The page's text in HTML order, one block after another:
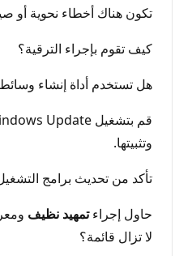
تكون هناك أخطاء نحوية أو
كيف تقوم بإجراء الترقية؟
هل تستخدم أداة إنشاء وسائط Windows 10؟
وتثبيتها.
تأكد من تحديث برامج
حاول إجراءتمهيد نظيف
لا تزال قائمة؟